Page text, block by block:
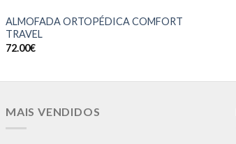
ALMOFADA ORTOPÉDICA COMFORT
TRAVEL
72.00€
MAIS VENDIDOS